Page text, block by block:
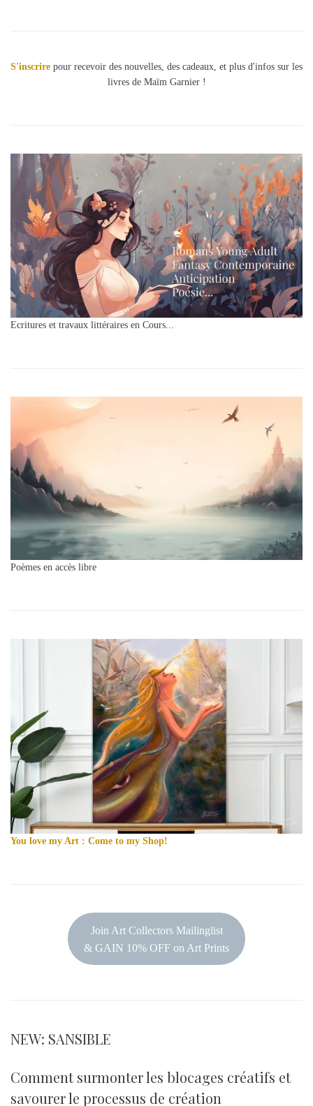
S'inscrire pour recevoir des nouvelles, des cadeaux, et plus d'infos sur les
livres de Maïm Garnier !
Ecritures et travaux littéraires en Cours...
Poèmes en accès libre
You love my Art : Come to my Shop!
Join Art Collectors Mailinglist
& GAIN 10% OFF on Art Prints
NEW: SANSIBLE
Comment surmonter les blocages créatifs et
savourer le processus de création